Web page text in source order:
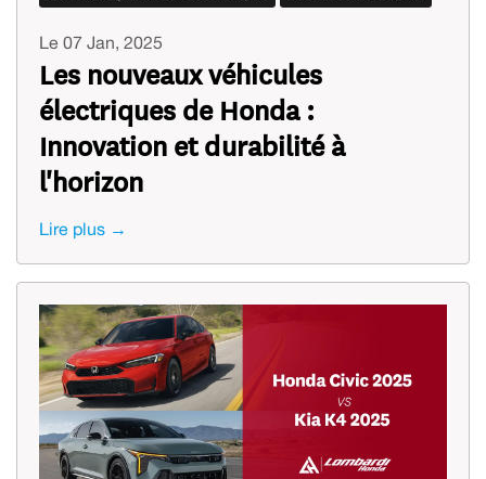
Le 07 Jan, 2025
Les nouveaux véhicules
électriques de Honda :
Innovation et durabilité à
l'horizon
Lire plus →